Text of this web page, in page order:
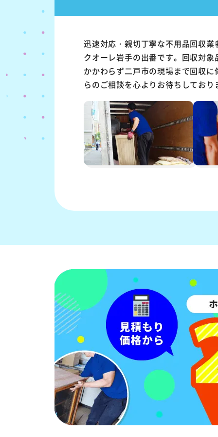
迅速対応・親切丁寧な不用品回収
クオーレ岩手の出番です。回収対
かかわらず二戸市の現場まで回収
らのご相談を心よりお待ちしており